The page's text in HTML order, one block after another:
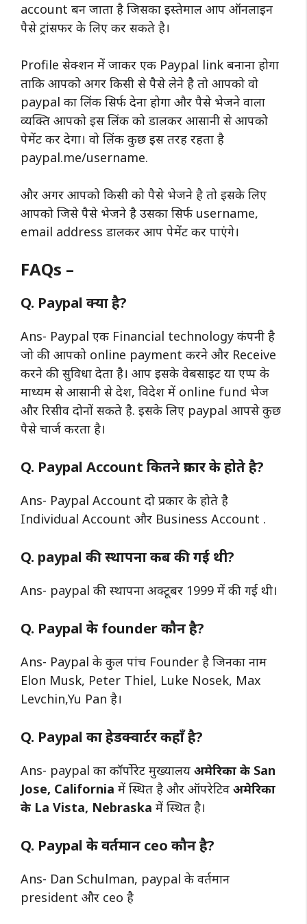
account बन जाता है जिसका इस्तेमाल आप ऑनलाइन
पैसे ट्रांसफर के लिए कर सकते है।
Profile सेक्शन में जाकर एक Paypal link बनाना होगा
ताकि आपको अगर किसी से पैसे लेने है तो आपको वो
paypal का लिंक सिर्फ देना होगा और पैसे भेजने वाला
व्यक्ति आपको इस लिंक को डालकर आसानी से आपको
पेमेंट कर देगा। वो लिंक कुछ इस तरह रहता है
paypal.me/username.
और अगर आपको किसी को पैसे भेजने है तो इसके लिए
आपको जिसे पैसे भेजने है उसका सिर्फ username,
email address डालकर आप पेमेंट कर पाएंगे।
FAQs –
Q. Paypal क्या है?
Ans- Paypal एक Financial technology कंपनी है
जो की आपको online payment करने और Receive
करने की सुविधा देता है। आप इसके वेबसाइट या एप्प के
माध्यम से आसानी से देश, विदेश में online fund भेज
और रिसीव दोनों सकते है. इसके लिए paypal आपसे कुछ
पैसे चार्ज करता है।
Q. Paypal Account कितने प्रकार के होते है?
Ans- Paypal Account दो प्रकार के होते है
Individual Account और Business Account .
Q. paypal की स्थापना कब की गई थी?
Ans- paypal की स्थापना अक्टूबर 1999 में की गई थी।
Q. Paypal के founder कौन है?
Ans- Paypal के कुल पांच Founder है जिनका नाम
Elon Musk, Peter Thiel, Luke Nosek, Max
Levchin,Yu Pan है।
Q. Paypal का हेडक्वार्टर कहाँ है?
Ans- paypal का कॉर्पोरेट मुख्यालय अमेरिका के San
Jose, California में स्थित है और ऑपरेटिव अमेरिका
के La Vista, Nebraska में स्थित है।
Q. Paypal के वर्तमान ceo कौन है?
Ans- Dan Schulman, paypal के वर्तमान
president और ceo है